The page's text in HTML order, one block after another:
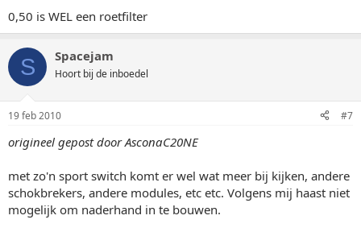
0,50 is WEL een roetfilter
S Spacejam
Hoort bij de inboedel
19 feb 2010 #7
origineel gepost door AsconaC20NE
met zo'n sport switch komt er wel wat meer bij kijken, andere
schokbrekers, andere modules, etc etc. Volgens mij haast niet
mogelijk om naderhand in te bouwen.